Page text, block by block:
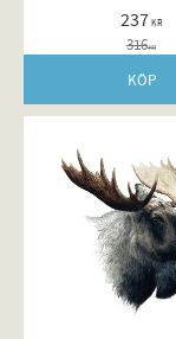
237 KR
316KR
KÖP